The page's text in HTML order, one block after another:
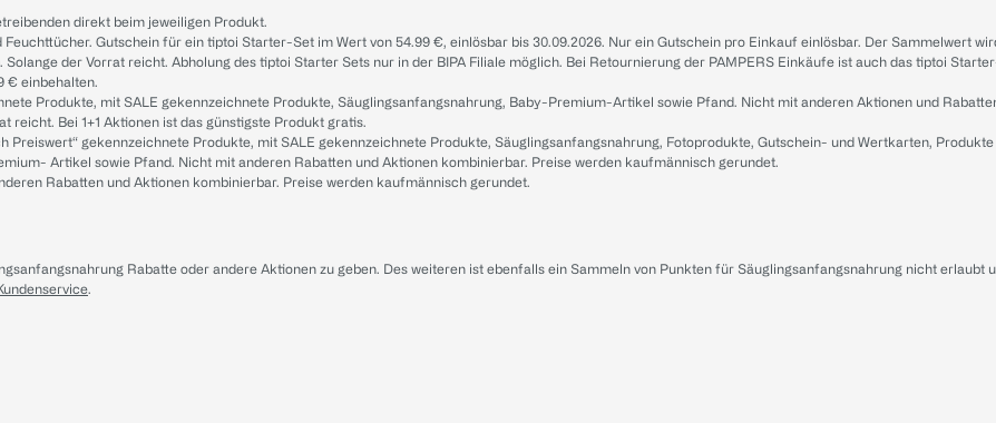
direkt beim jeweiligen Produkt.
Gutschein für ein tiptoi Starter-Set im Wert von 54.99 €, einlösbar bis 30.09.2026. Nur ein Gutschein pro Einkauf einlösbar. Der Sammelwert
der Vorrat reicht. Abholung des tiptoi Starter Sets nur in der BIPA Filiale möglich. Bei Retournierung der PAMPERS Einkäufe ist auch das tiptoi
€ einbehalten.
Produkte, mit SALE gekennzeichnete Produkte, Säuglingsanfangsnahrung, Baby-Premium-Artikel sowie Pfand. Nicht mit anderen Aktionen und
Bei 1+1 Aktionen ist das günstigste Produkt gratis.
Preiswert“ gekennzeichnete Produkte, mit SALE gekennzeichnete Produkte, Säuglingsanfangsnahrung, Fotoprodukte, Gutschein- und Wertkarten,
Artikel sowie Pfand. Nicht mit anderen Rabatten und Aktionen kombinierbar. Preise werden kaufmännisch gerundet.
Rabatten und Aktionen kombinierbar. Preise werden kaufmännisch gerundet.
Rabatte oder andere Aktionen zu geben. Des weiteren ist ebenfalls ein Sammeln von Punkten für Säuglingsanfangsnahrung nicht erlaubt
.